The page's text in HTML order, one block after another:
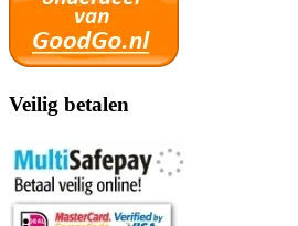
Veilig betalen